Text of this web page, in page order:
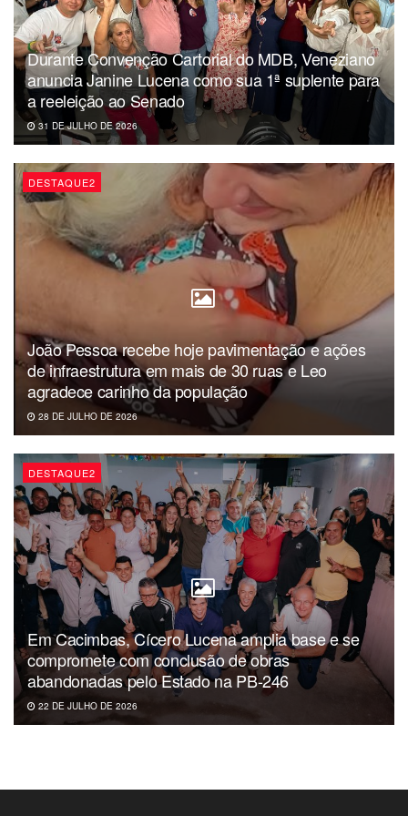
Durante Convenção Cartorial do MDB, Veneziano
anuncia Janine Lucena como sua 1ª suplente para
a reeleição ao Senado
31 DE JULHO DE 2026
DESTAQUE2
João Pessoa recebe hoje pavimentação e ações
de infraestrutura em mais de 30 ruas e Leo
agradece carinho da população
28 DE JULHO DE 2026
DESTAQUE2
Em Cacimbas, Cícero Lucena amplia base e se
compromete com conclusão de obras
abandonadas pelo Estado na PB-246
22 DE JULHO DE 2026